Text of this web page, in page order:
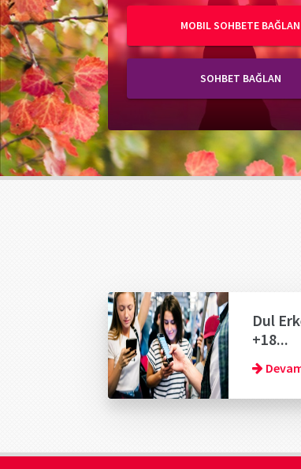
MOBIL SOHBETE BAĞLAN
SOHBET BAĞLAN
Dul
+18...